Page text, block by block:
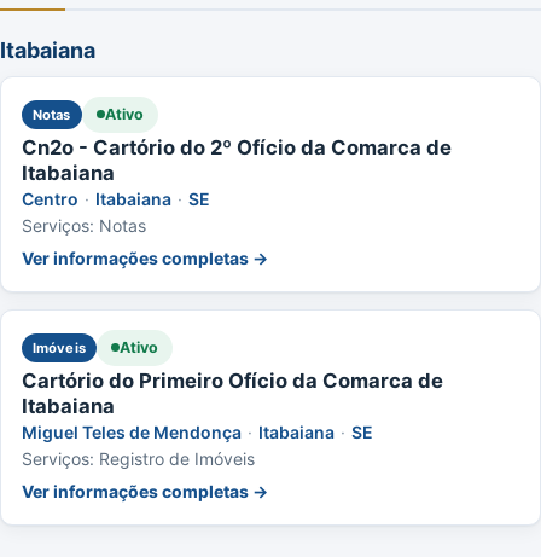
Itabaiana
Notas Ativo
Cn2o - Cartório do 2º Ofício da Comarca de
Itabaiana
Centro · Itabaiana · SE
Serviços: Notas
Ver informações completas →
Imóveis Ativo
Cartório do Primeiro Ofício da Comarca de
Itabaiana
Miguel Teles de Mendonça · Itabaiana · SE
Serviços: Registro de Imóveis
Ver informações completas →